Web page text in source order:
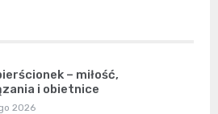
– miłość,
i obietnice
2026